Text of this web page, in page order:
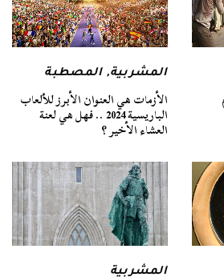
المشربية,المصطبة
الأزمات هي العنوان الأبرز للألعاب
الباريسية 2024 .. فهل هي لعنة
العشاء الأخير ؟
المشربية